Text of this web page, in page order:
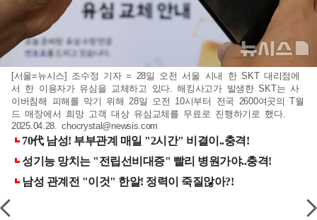
[서울=뉴시스] 조수정 기자 = 28일 오전 서울 시내 한 SKT 대리점에
서 한 이용자가 유심을 교체하고 있다. 해킹사고가 발생한 SKT는 사
이버침해 피해를 막기 위해 28일 오전 10시부터 전국 2600여곳의 T월
드 매장에서 희망 고객 대상 유심교체를 무료로 진행하기로 했다.
2025.04.28.chocrystal@newsis.com